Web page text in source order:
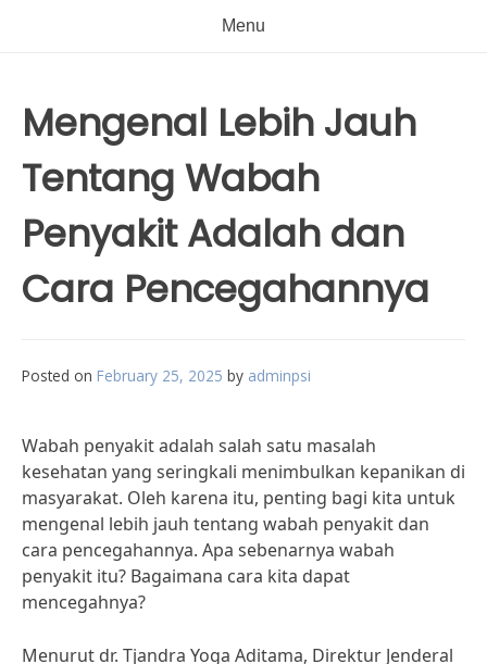
Menu
Mengenal Lebih Jauh
Tentang Wabah
Penyakit Adalah dan
Cara Pencegahannya
Posted on February 25, 2025 by adminpsi
Wabah penyakit adalah salah satu masalah
kesehatan yang seringkali menimbulkan kepanikan di
masyarakat. Oleh karena itu, penting bagi kita untuk
mengenal lebih jauh tentang wabah penyakit dan
cara pencegahannya. Apa sebenarnya wabah
penyakit itu? Bagaimana cara kita dapat
mencegahnya?
Menurut dr. Tjandra Yoga Aditama, Direktur Jenderal